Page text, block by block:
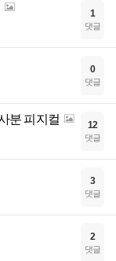
1
댓글
0
댓글
분 피지컬 12
댓글
3
댓글
2
댓글